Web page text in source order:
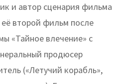
и автор сценария фильма
второй фильм после
«Тайное влечение» с
продюсер
(«Летучий корабль»,